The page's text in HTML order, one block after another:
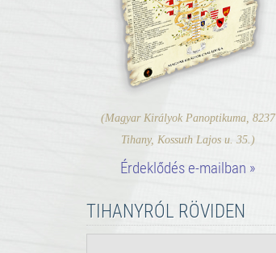
(Magyar Királyok Panoptikuma, 8237
Tihany, Kossuth Lajos u. 35.)
Érdeklődés e-mailban »
TIHANYRÓL RÖVIDEN